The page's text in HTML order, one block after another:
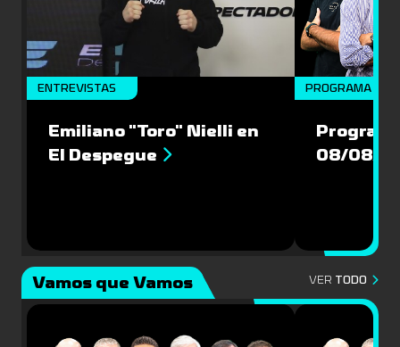
ENTREVISTAS
Emiliano "Toro" Nielli en
El Despegue
PROGRAMA
08/08/
Vamos que Vamos VER TODO